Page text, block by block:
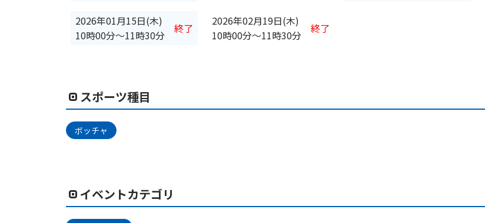
2026年01月15日(木)
10時00分〜11時30分
終了
2026年02月19日(木)
10時00分〜11時30分
終了
スポーツ種目
ボッチャ
イベントカテゴリ